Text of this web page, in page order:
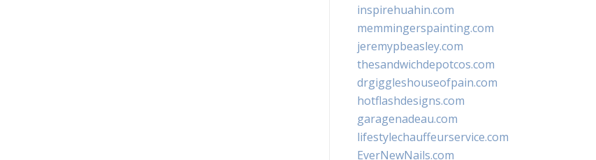
inspirehuahin.com
memmingerspainting.com
jeremypbeasley.com
thesandwichdepotcos.com
drgiggleshouseofpain.com
hotflashdesigns.com
garagenadeau.com
lifestylechauffeurservice.com
EverNewNails.com